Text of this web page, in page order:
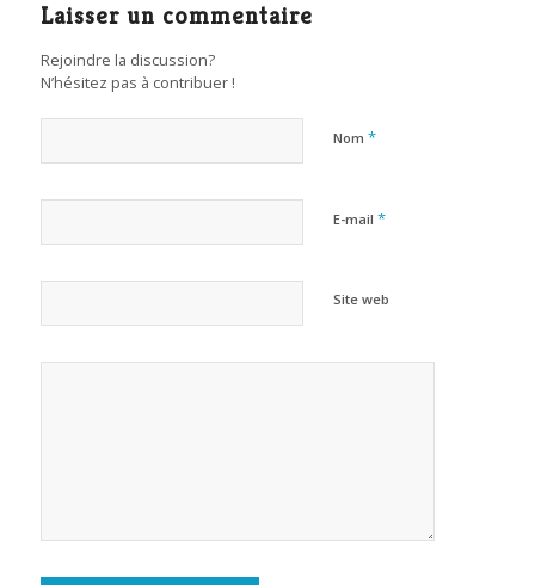
Laisser un commentaire
Rejoindre la discussion?
N’hésitez pas à contribuer !
Nom *
E-mail *
Site web